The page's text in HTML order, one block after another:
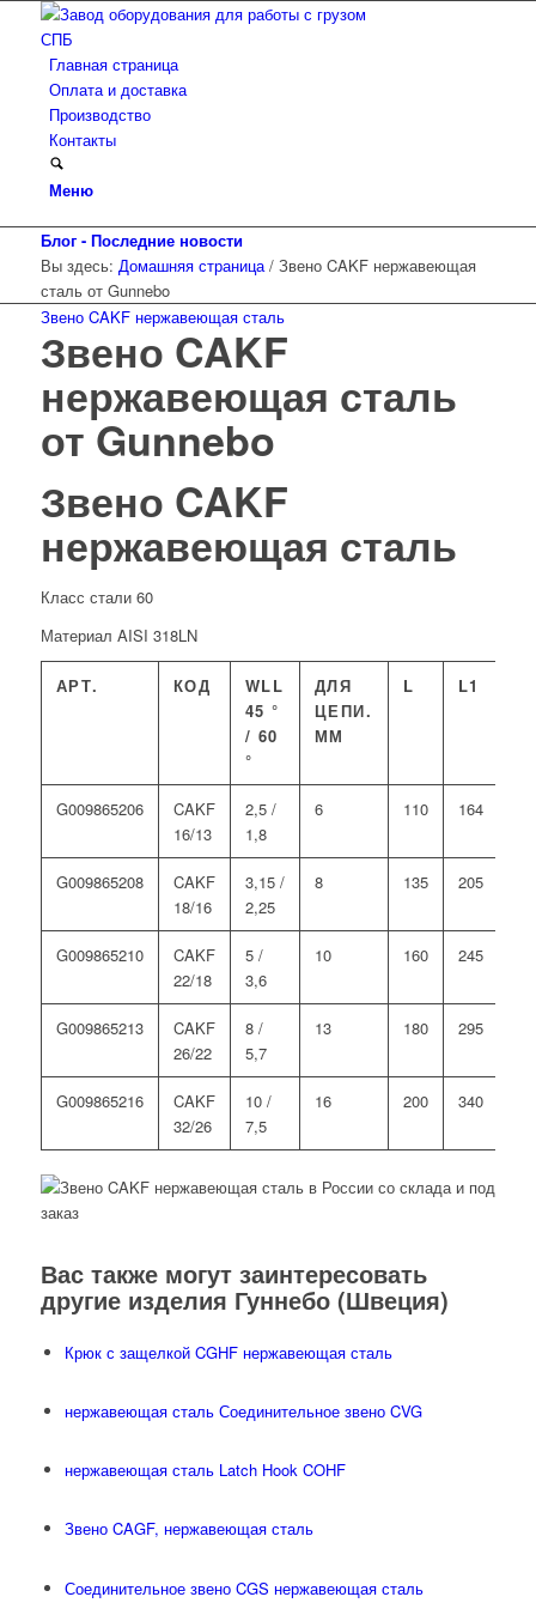
Главная страница
Оплата и доставка
Производство
Контакты
Меню
Блог - Последние новости
Вы здесь: Домашняя страница / Звено CAKF нержавеющая
сталь от Gunnebo
Звено CAKF нержавеющая сталь
Звено CAKF
нержавеющая сталь
от Gunnebo
Звено CAKF
нержавеющая сталь
Класс стали 60
Материал AISI 318LN
АРТ. КОД
WLL
45 °
/ 60
°
ДЛЯ
ЦЕПИ.
ММ
L L1
G009865206
CAKF
16/13
2,5 /
1,8
6 110 164
G009865208
CAKF
18/16
3,15 /
2,25
8 135 205
G009865210
CAKF
22/18
5 /
3,6
10 160 245
G009865213
CAKF
26/22
8 /
5,7
13 180 295
G009865216
CAKF
32/26
10 /
7,5
16 200 340
Вас также могут заинтересовать
другие изделия Гуннебо (Швеция)
Крюк с защелкой CGHF нержавеющая сталь
нержавеющая сталь Соединительное звено CVG
нержавеющая сталь Latch Hook COHF
Звено CAGF, нержавеющая сталь
Соединительное звено CGS нержавеющая сталь